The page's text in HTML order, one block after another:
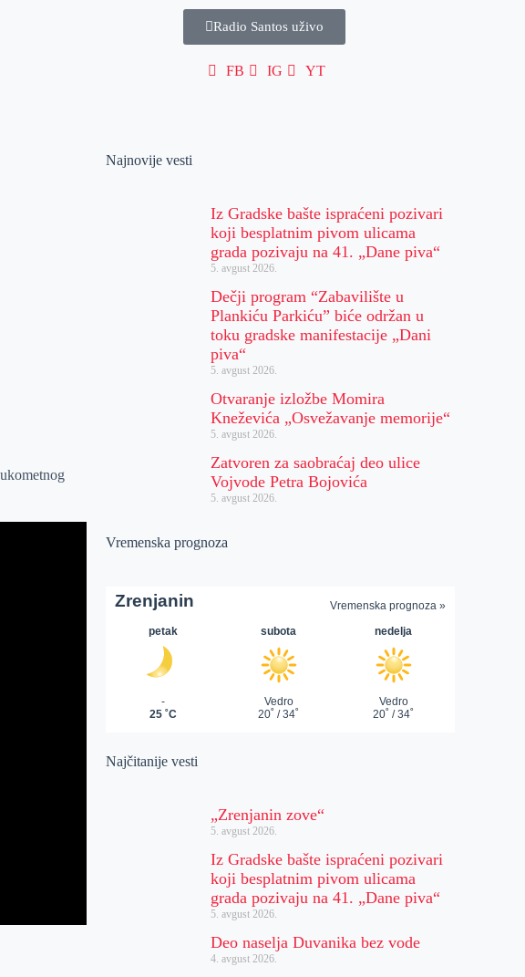
Radio Santos uživo
FB IG YT
Najnovije vesti
Iz Gradske bašte ispraćeni pozivari
koji besplatnim pivom ulicama
grada pozivaju na 41. „Dane piva“
5. avgust 2026.
Dečji program “Zabavilište u
Plankiću Parkiću” biće održan u
toku gradske manifestacije „Dani
piva“
5. avgust 2026.
Otvaranje izložbe Momira
Kneževića „Osvežavanje memorije“
5. avgust 2026.
Zatvoren za saobraćaj deo ulice
Vojvode Petra Bojovića
5. avgust 2026.
Vremenska prognoza
Najčitanije vesti
„Zrenjanin zove“
5. avgust 2026.
Iz Gradske bašte ispraćeni pozivari
koji besplatnim pivom ulicama
grada pozivaju na 41. „Dane piva“
5. avgust 2026.
Deo naselja Duvanika bez vode
4. avgust 2026.